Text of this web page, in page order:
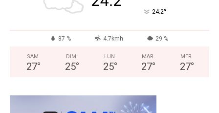
24.2°
87 % 4.7kmh 29 %
SAM
27°
DIM
25°
LUN
25°
MAR
27°
MER
27°